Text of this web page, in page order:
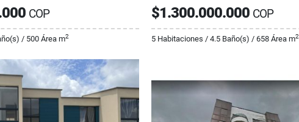
COP
/ 500 Área m2
$1.300.000.000 COP
5 Habitaciones / 4.5 Baño(s) / 658 Área m2